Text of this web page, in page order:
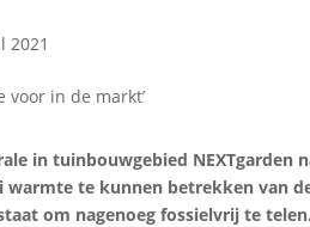
2021
in tuinbouwgebied
te kunnen betrekken van
om nagenoeg fossielvrij te